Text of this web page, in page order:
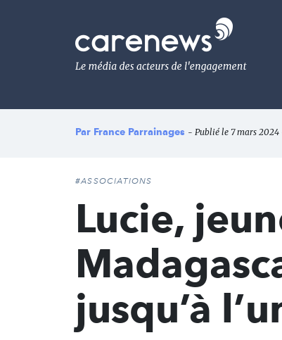
Le
média
de
l'engagement
Par France Parrainages - Publié le 7 mars 2024
#ASSOCIATIONS
Lucie,
jusqu’à